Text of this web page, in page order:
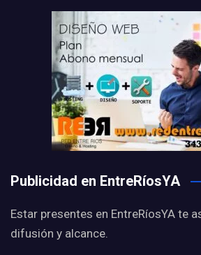
Publicidad en EntreRíosYA
Estar presentes en EntreRíosYA te
difusión y alcance.